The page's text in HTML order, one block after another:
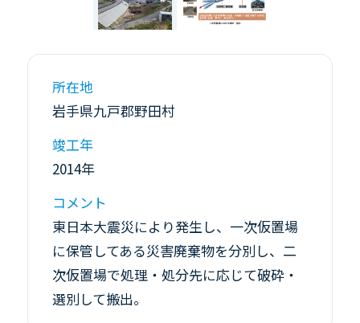
所在地
岩手県九戸郡野田村
竣工年
2014年
コメント
東日本大震災により発生し、一次仮置場
に保管してある災害廃棄物を分別し、二
次仮置場で処理・処分先に応じて破砕・
選別して搬出。